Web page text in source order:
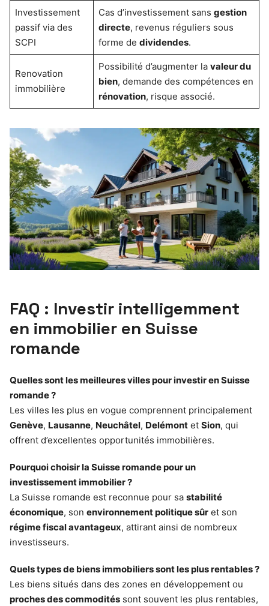
Investissement
passif via des
SCPI
Cas d’investissement sans gestion
directe, revenus réguliers sous
forme de dividendes.
Renovation
immobilière
Possibilité d’augmenter la valeur du
bien, demande des compétences en
rénovation, risque associé.
FAQ : Investir intelligemment
en immobilier en Suisse
romande
Quelles sont les meilleures villes pour investir en Suisse
romande ?
Les villes les plus en vogue comprennent principalement
Genève, Lausanne, Neuchâtel, Delémont et Sion, qui
offrent d’excellentes opportunités immobilières.
Pourquoi choisir la Suisse romande pour un
investissement immobilier ?
La Suisse romande est reconnue pour sa stabilité
économique, son environnement politique sûr et son
régime fiscal avantageux, attirant ainsi de nombreux
investisseurs.
Quels types de biens immobiliers sont les plus rentables ?
Les biens situés dans des zones en développement ou
proches des commodités sont souvent les plus rentables,